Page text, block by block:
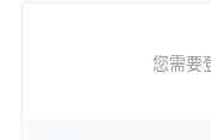
您需要